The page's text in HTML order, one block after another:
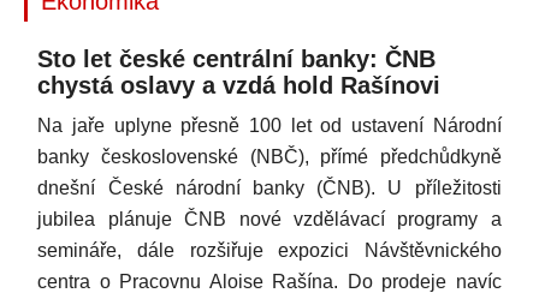
Sto let české centrální banky: ČNB
chystá oslavy a vzdá hold Rašínovi
Na jaře uplyne přesně 100 let od ustavení Národní
banky československé (NBČ), přímé předchůdkyně
dnešní České národní banky (ČNB). U příležitosti
jubilea plánuje ČNB nové vzdělávací programy a
semináře, dále rozšiřuje expozici Návštěvnického
centra o Pracovnu Aloise Rašína. Do prodeje navíc